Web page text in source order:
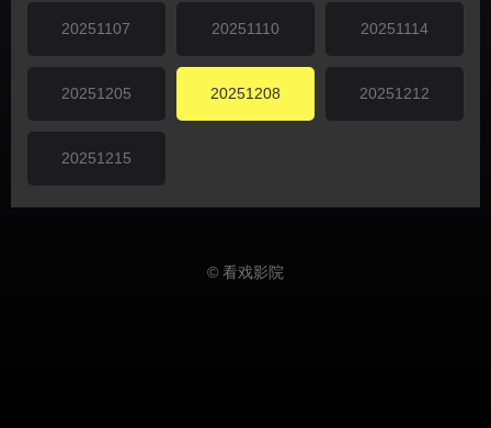
20251107 20251110 20251114
20251205 20251208 20251212
20251215
© 看戏影院